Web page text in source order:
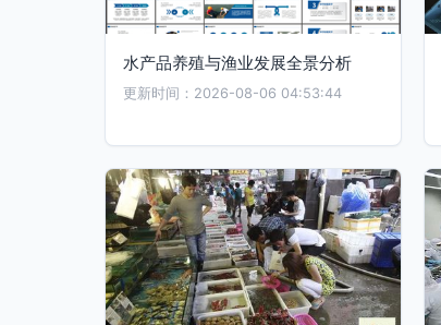
水产品养殖与渔业发展全景分析
更新时间：2026-08-06 04:53:44